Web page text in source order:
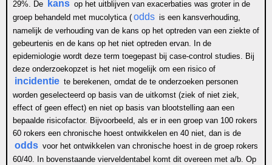
29%. De
kans op het uitblijven van exacerbaties was groter in de
groep behandeld met mucolytica ( odds is een kansverhouding,
namelijk de verhouding van de kans op het optreden van een ziekte of
gebeurtenis en de kans op het niet optreden ervan. In de
epidemiologie wordt deze term toegepast bij case-control studies. Bij
deze onderzoekopzet is het niet mogelijk om een risico of
incidentie te berekenen, omdat de te onderzoeken personen
worden geselecteerd op basis van de uitkomst (ziek of niet ziek,
effect of geen effect) en niet op basis van blootstelling aan een
bepaalde risicofactor. Bijvoorbeeld, als er in een groep van 100 rokers
60 rokers een chronische hoest ontwikkelen en 40 niet, dan is de
odds voor het ontwikkelen van chronische hoest in de groep rokers
60/40. In bovenstaande vierveldentabel komt dit overeen met a/b. Op